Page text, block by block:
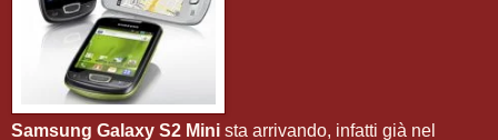
Samsung Galaxy S2 Mini sta arrivando, infatti già nel